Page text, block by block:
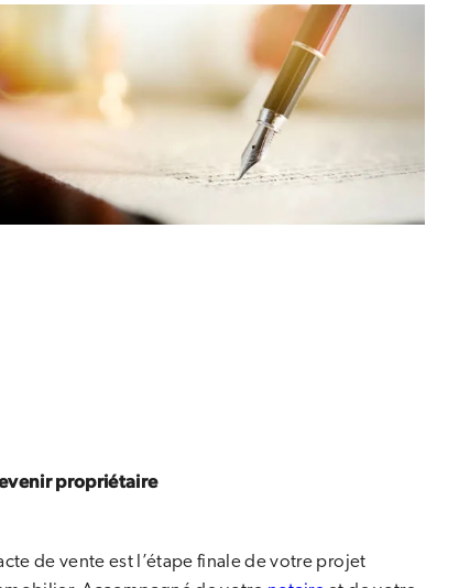
propriétaire
de vente est l’étape finale de votre projet